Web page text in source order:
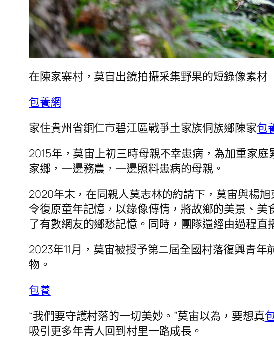
在陳家寨村，莫宙出鏡拍攝采集野果的短錄像素材
包養網
家住貴州省銅仁市碧江區戰爭土家族侗族鄉陳家包
2015年，莫宙上初三時母親不幸患病，為加重家
家鄉，一邊務農，一邊照料患病的母親。
2020年末，在同親人莫志林的約請下，莫宙與楊
令復原童年記憶，以錄像傳情，將故鄉的美景、
了有數網友的鄉愁記憶。同時，團隊還經由過程直
2023年11月，莫宙被授予第二屆全國村落復興青年
物。
包養
“我們要守護村落的一切美妙。”莫宙以為，要想真
吸引更多年青人回到村里一路成長。